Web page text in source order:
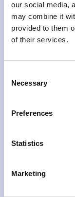
our social media,
may combine it
provided to them
of their services.
Selection
Necessary
Preferences
Statistics
Marketing
zukünftigen